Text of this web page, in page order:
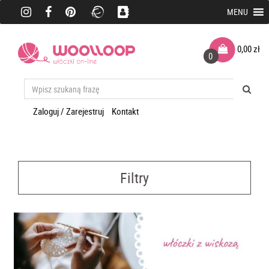
Zaloguj / Zarejestruj Kontakt
0
0,00zł
MENU
Filtry